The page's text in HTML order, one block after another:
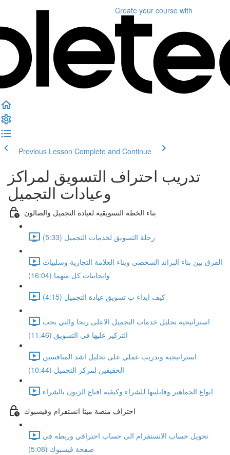
Create your course with
Previous Lesson Complete and Continue
تدريب احتراف التسويق لمراكز
وعيادات التجميل
بناء الخطة التسويقية لعيادة التجميل والصالون
رحلة التسويق لخدمات التجميل (5:33)
الفرق بين بناء البراند الشخصي وبناء العلامة التجارية وسلبيات
وايحابيات كل منهما (16:04)
كيف ابداء ب تسويق عيادة التجميل (4:15)
استراتيجية تحليل خدمات التجميل الاعلى ربحا والتي يجب
التركيز عليها في التسويق (11:46)
استراتيجية وتدريب عملي على تحليل اشد المنافسين
الحقيقين لمركز التجميل (10:44)
انواع الجماهير وقابليتها للشراء وكيفية اقناع الزبون بالشراء
احتراف منصة ميتا انستقرام وفيسبوك
تحويل حساب الانستقرام الى حساب احترافي وربطه في
صفحة فيسبوك (5:08)